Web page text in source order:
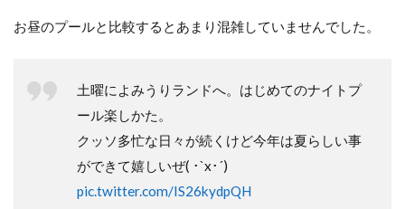
お昼のプールと比較するとあまり混雑していませんでした。
土曜によみうりランドへ。はじめてのナイトプ
ール楽しかた。
クッソ多忙な日々が続くけど今年は夏らしい事
ができて嬉しいぜ( ･`x･´)
pic.twitter.com/IS26kydpQH